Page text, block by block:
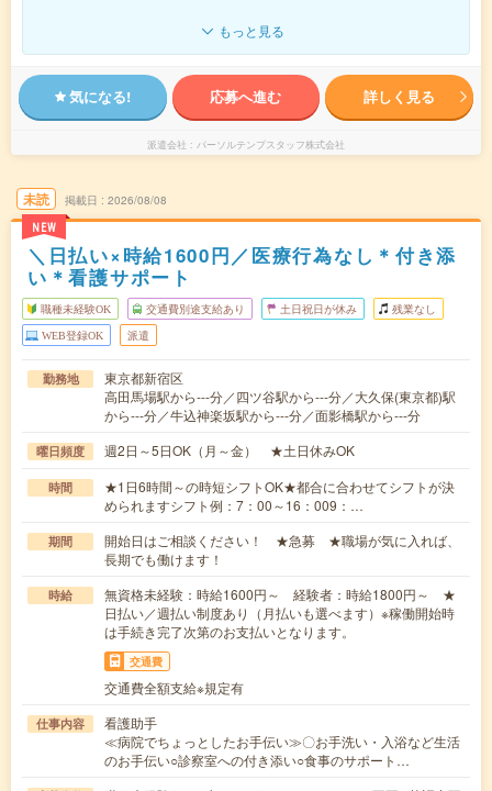
もっと見る
気になる! 応募へ進む 詳しく見る
派遣会社 パーソルテンプスタッフ株式会社
未読
NEW
掲載日 2026/08/08
＼日払い×時給1600円／医療行為なし＊付き添
い＊看護サポート
職種未経験OK 交通費別途支給あり 土日祝日が休み 残業なし
WEB登録OK 派遣
勤務地
東京都新宿区
高田馬場駅から---分／四ツ谷駅から---分／大久保(東京都)駅
から---分／牛込神楽坂駅から---分／面影橋駅から---分
曜日頻度 週2日～5日OK（月～金） ★土日休みOK
時間
★1日6時間～の時短シフトOK★都合に合わせてシフトが決
められますシフト例：7：00～16：009：…
期間
開始日はご相談ください！ ★急募 ★職場が気に入れば、
長期でも働けます！
時給
無資格未経験：時給1600円～ 経験者：時給1800円～ ★
日払い／週払い制度あり（月払いも選べます）※稼働開始時
は手続き完了次第のお支払いとなります。
交通費
交通費全額支給※規定有
仕事内容
看護助手
≪病院でちょっとしたお手伝い≫〇お手洗い・入浴など生活
のお手伝い○診察室への付き添い○食事のサポート…